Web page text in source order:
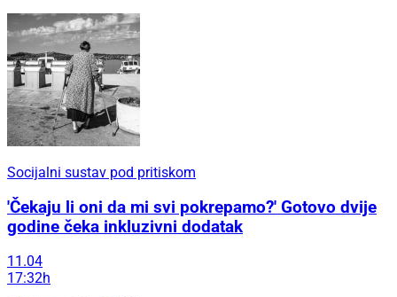
Socijalni sustav pod pritiskom
'Čekaju li oni da mi svi pokrepamo?' Gotovo dvije
godine čeka inkluzivni dodatak
11.04
17:32h